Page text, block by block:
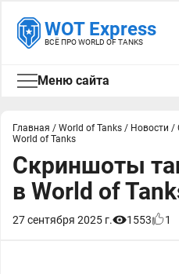
WOT Express
ВСЁ ПРО WORLD OF TANKS
Меню сайта
Главная / World of Tanks / Новости /
World of Tanks
Скриншоты
в World of
27 сентября 2025 г. 1553 1